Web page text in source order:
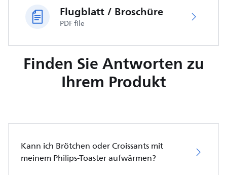
Flugblatt / Broschüre
PDF file
Finden Sie Antworten zu
Ihrem Produkt
Kann ich Brötchen oder Croissants mit
meinem Philips-Toaster aufwärmen?